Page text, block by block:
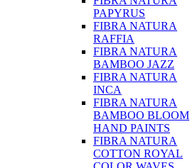
PAPYRUS
FIBRA NATURA
RAFFIA
FIBRA NATURA
BAMBOO JAZZ
FIBRA NATURA
INCA
FIBRA NATURA
BAMBOO BLOOM
HAND PAINTS
FIBRA NATURA
COTTON ROYAL